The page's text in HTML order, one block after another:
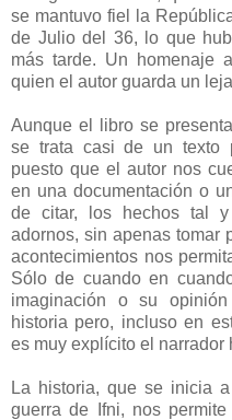
se mantuvo fiel la
de Julio del 36, lo que
más tarde. Un homenaje
quien el autor guarda un
Aunque el libro se
se trata casi de un texto
puesto que el autor nos
en una documentación o
de citar, los hechos tal y
adornos, sin apenas tomar
acontecimientos nos
Sólo de cuando en
imaginación o su
historia pero, incluso en
es muy explícito el narrador
La historia, que se inicia
guerra de Ifni, nos